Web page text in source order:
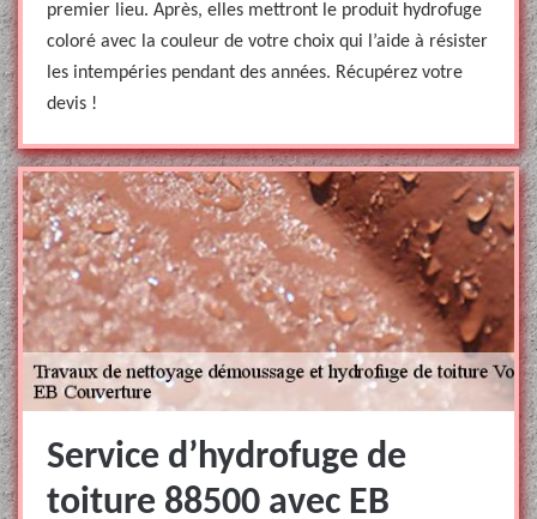
premier lieu. Après, elles mettront le produit hydrofuge
coloré avec la couleur de votre choix qui l’aide à résister
les intempéries pendant des années. Récupérez votre
devis !
Service d’hydrofuge de
toiture 88500 avec EB